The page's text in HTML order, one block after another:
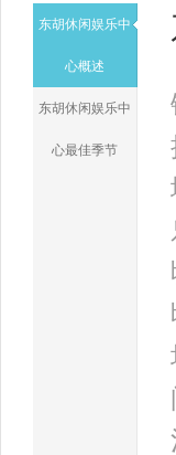
东胡休闲娱乐中
心概述
东胡休闲娱乐中
心最佳季节